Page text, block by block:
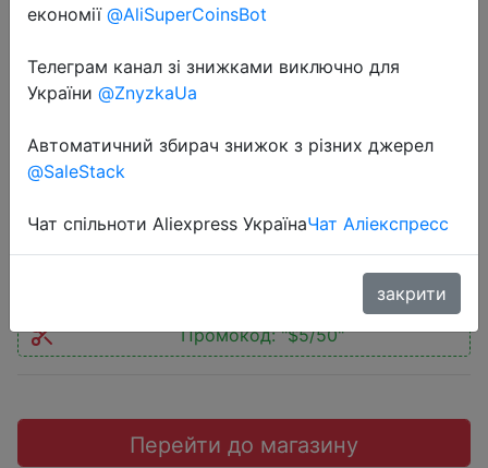
2020-03-27
Беспроводные наушники 1MORE
E1001BT
$60
Промокод:"$5/50"
Перейти до магазину
економії @AliSuperCoinsBot
Телеграм канал зі знижками виключно для
України @ZnyzkaUa
Автоматичний збирач знижок з різних джерел
@SaleStack
Чат спільноти Aliexpress УкраїнаЧат Аліекспресс
закрити